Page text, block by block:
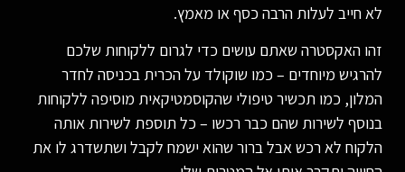
לא חייב לעלות הרבה כסף או מאמץ.
זהו האקסטרה שאתם עושים כדי לגרום ללקוחות שלכם
להרגיש מיוחדים – כמו שוקולד על הכרית בכניסה לחדר
המלון, כמו תכשיר טיפולי שהקוסמטיקאית מוסיפה ללקוחות
בנוסף לשירות שהם כבר רכשו – כל תוספת לשירות אותה
הלקוח לא רכש אבל ברור שהוא ישמח לקבל ושתשדרג לו את